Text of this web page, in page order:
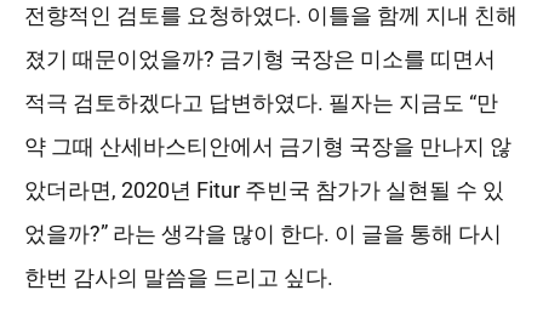
전향적인 검토를 요청하였다. 이틀을 함께 지내 친해
졌기 때문이었을까? 금기형 국장은 미소를 띠면서
적극 검토하겠다고 답변하였다. 필자는 지금도 “만
약 그때 산세바스티안에서 금기형 국장을 만나지 않
았더라면, 2020년 Fitur 주빈국 참가가 실현될 수 있
었을까?” 라는 생각을 많이 한다. 이 글을 통해 다시
한번 감사의 말씀을 드리고 싶다.